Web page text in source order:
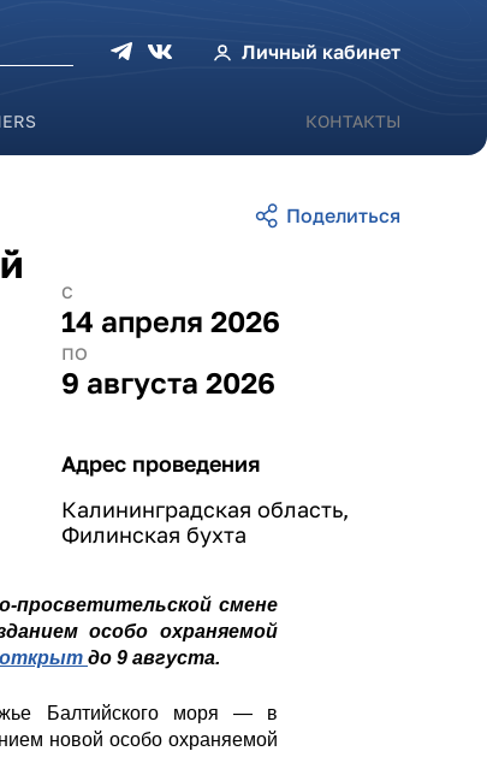
Личный кабинет
КОНТАКТЫ
с
14 апреля 2026
по
9 августа 2026
Адрес проведения
Калининградская область,
Филинская бухта
просветительской смене
особо охраняемой
открыт до 9 августа.
Балтийского моря — в
новой особо охраняемой